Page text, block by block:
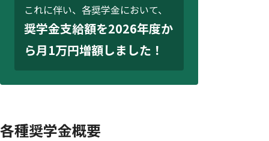
これに伴い、各奨学金において、
奨学金支給額を2026年度か
ら月1万円増額しました！
各種奨学金概要